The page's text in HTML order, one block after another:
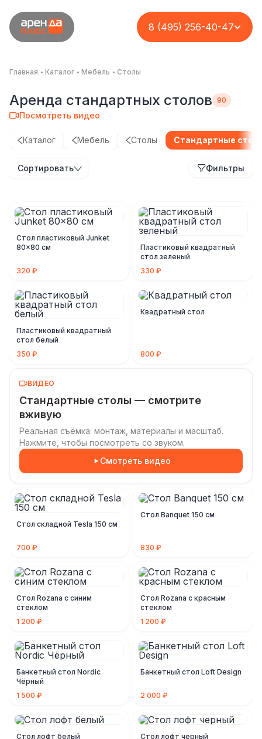
8 (495) 256-40-47
Главная Каталог Мебель Столы
Аренда стандартных столов
Посмотреть видео
Каталог Мебель Столы Стандартные
Сортировать Фильтры
Стол пластиковый Junket
80x80 см
320 ₽
Пластиковый квадратный
стол зеленый
330 ₽
Пластиковый квадратный
стол белый
350 ₽
Квадратный стол
800 ₽
ВИДЕО
Стандартные столы — смотрите
вживую
Реальная съёмка: монтаж, материалы и масштаб.
Нажмите, чтобы посмотреть со звуком.
Смотреть видео
Стол складной Tesla 150 см
700 ₽
Стол Banquet 150 см
830 ₽
Стол Rozana с синим
стеклом
1 200 ₽
Стол Rozana с красным
стеклом
1 200 ₽
Банкетный стол Nordic
Чёрный
1 500 ₽
Банкетный стол Loft Design
2 000 ₽
Стол лофт белый Стол лофт черный